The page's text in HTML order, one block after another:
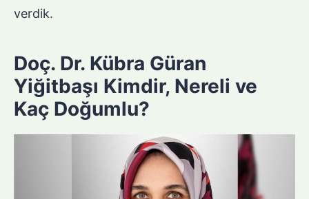
verdik.
Doç. Dr. Kübra Güran
Yiğitbaşı Kimdir, Nereli ve
Kaç Doğumlu?